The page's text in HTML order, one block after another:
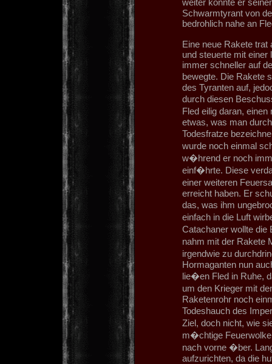
weiter konnte er
Schwarmtyrant von
bedrohlich nahe an
Eine neue Rakete
und steuerte mit einer
immer schneller auf
bewegte. Die Rakete
des Tyranten auf,
durch diesen
Fled eilig daran,
etwas, was man
Todesfratze
wurde noch einmal
w�hrend er noch
einf�hrte. Diese
einer weiteren
erreicht haben. Er
das, was ihm
einfach in die Luft
Catachaner wollte
nahm mit der Rakete
irgendwie zu
Hormaganten nun
lie�en Fled in Ruhe,
um den Krieger mit
Raketenrohr noch
Todeshauch des
Ziel, doch nicht, wie
m�chtige
nach vorne �ber.
aufzurichten, da die